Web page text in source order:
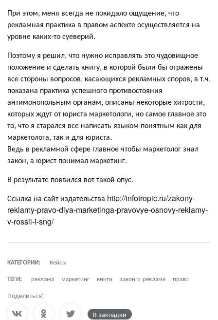
При этом, меня всегда не покидало ощущение, что
рекламная практика в правом аспекте осуществляется на
уровне каких-то суеверий.
Поэтому я решил, что нужно исправлять это чудовищное
положение и сделать книгу, в которой были бы отражены
все стороны вопросов, касающихся рекламных споров, в т.ч.
показана практика успешного противостояния
антимонопольным органам, описаны некоторые хитрости,
которых ждут от юриста маркетологи, но самое главное это
то, что я старался все написать языком понятным как для
маркетолога, так и для юриста.
Ведь в рекламной сфере главное чтобы маркетолог знал
закон, а юрист понимал маркетинг.
В результате появился вот такой опус.
Ссылка на сайт издательства http://infotropic.ru/zakony-
reklamy-pravo-dlya-marketinga-pravovye-osnovy-reklamy-
v-rossii-i-sng/
КАТЕГОРИИ:
Кейсы
ТЕГИ:
реклама маркетинг книги закон о рекламе право
Поделиться:
В закладки